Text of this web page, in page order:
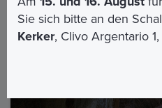
Sie sich bitte an den
Kerker, Clivo Argentario